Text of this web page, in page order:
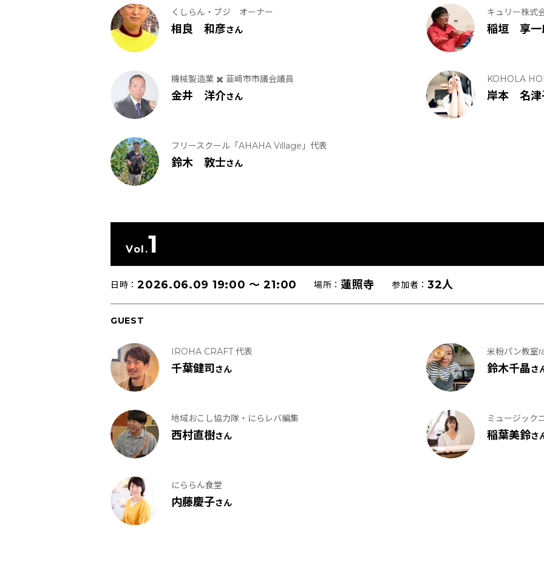
くしらん・ブジ オーナー
相良 和彦さん
キュリー株式
稲垣 享一
機械製造業 ✖️ 韮崎市市議会議員
金井 洋介さん
KOHOLA
岸本 名津
フリースクール「AHAHA Village」代表
鈴木 敦士さん
Vol.1
日時：2026.06.09 19:00〜 21:00 場所： 蓮照寺 参加者： 32人
GUEST
IROHA CRAFT 代表
千葉健司さん
米粉パン教室
鈴木千晶さ
地域おこし協力隊・にらレバ編集
西村直樹さん
ミュージック
稲葉美鈴さ
にららん食堂
内藤慶子さん